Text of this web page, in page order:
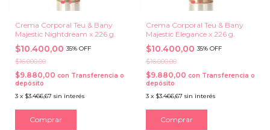
Crema Corporal Teu & Bany
Majestic Nightdream x 226 g.
$10.400,00 35% OFF
$16.000,00
$9.880,00 con Transferencia o
depósito
3 x $3.466,67 sin interés
Crema Corporal Teu & Bany
Majestic Elegance x 226 g.
$10.400,00 35% OFF
$16.000,00
$9.880,00 con Transferencia o
depósito
3 x $3.466,67 sin interés